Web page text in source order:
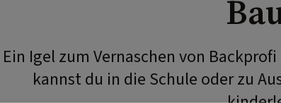
Ein Igel zum Vernaschen von
kannst du in die Schule oder zu